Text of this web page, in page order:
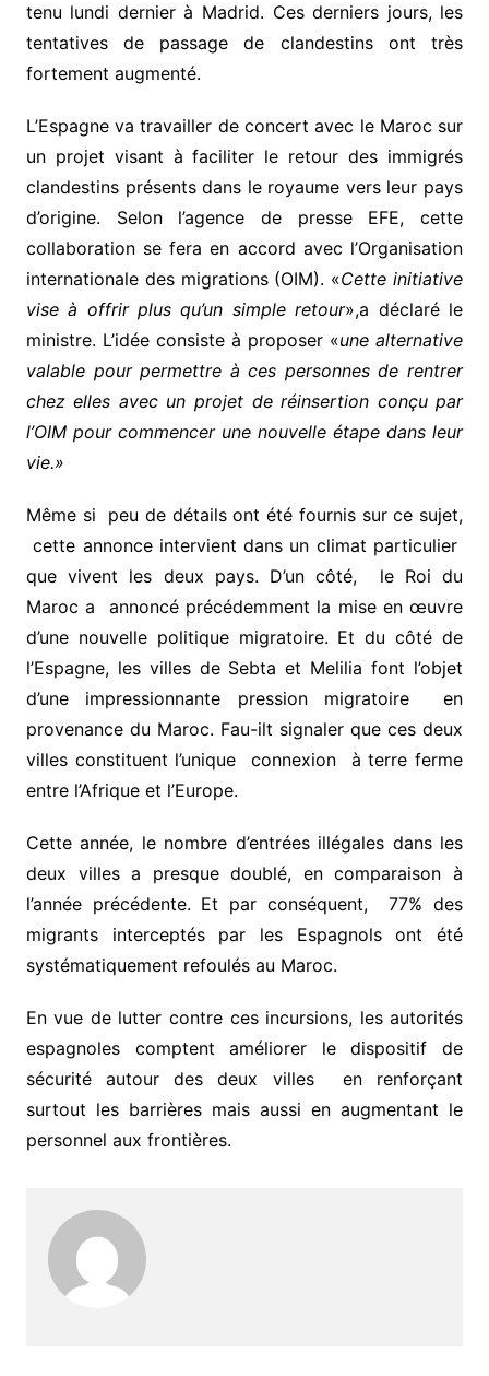
tenu lundi dernier à Madrid. Ces derniers jours, les
tentatives de passage de clandestins ont très
fortement augmenté.
L’Espagne va travailler de concert avec le Maroc sur
un projet visant à faciliter le retour des immigrés
clandestins présents dans le royaume vers leur pays
d’origine. Selon l’agence de presse EFE, cette
collaboration se fera en accord avec l’Organisation
internationale des migrations (OIM). «Cette initiative
vise à offrir plus qu’un simple retour»,a déclaré le
ministre. L’idée consiste à proposer «une alternative
valable pour permettre à ces personnes de rentrer
chez elles avec un projet de réinsertion conçu par
l’OIM pour commencer une nouvelle étape dans leur
vie.»
Même si peu de détails ont été fournis sur ce sujet,
cette annonce intervient dans un climat particulier
que vivent les deux pays. D’un côté, le Roi du
Maroc a annoncé précédemment la mise en œuvre
d’une nouvelle politique migratoire. Et du côté de
l’Espagne, les villes de Sebta et Melilia font l’objet
d’une impressionnante pression migratoire en
provenance du Maroc. Fau-ilt signaler que ces deux
villes constituent l’unique connexion à terre ferme
entre l’Afrique et l’Europe.
Cette année, le nombre d’entrées illégales dans les
deux villes a presque doublé, en comparaison à
l’année précédente. Et par conséquent, 77% des
migrants interceptés par les Espagnols ont été
systématiquement refoulés au Maroc.
En vue de lutter contre ces incursions, les autorités
espagnoles comptent améliorer le dispositif de
sécurité autour des deux villes en renforçant
surtout les barrières mais aussi en augmentant le
personnel aux frontières.